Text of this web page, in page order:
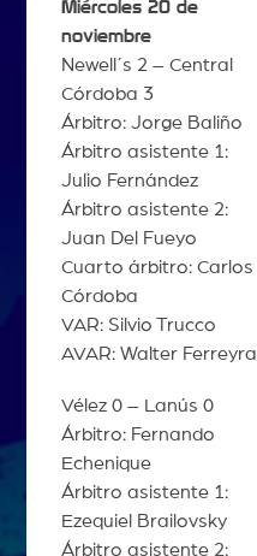
Miércoles 20 de
noviembre
Newell´s 2 – Central
Córdoba 3
Árbitro: Jorge Baliño
Árbitro asistente 1:
Julio Fernández
Árbitro asistente 2:
Juan Del Fueyo
Cuarto árbitro: Carlos
Córdoba
VAR: Silvio Trucco
AVAR: Walter Ferreyra
Vélez 0 – Lanús 0
Árbitro: Fernando
Echenique
Árbitro asistente 1:
Ezequiel Brailovsky
Árbitro asistente 2: